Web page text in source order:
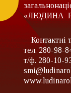
«ЛЮДИНА
Контактні
тел. 280-98-
т/ф. 280-10-